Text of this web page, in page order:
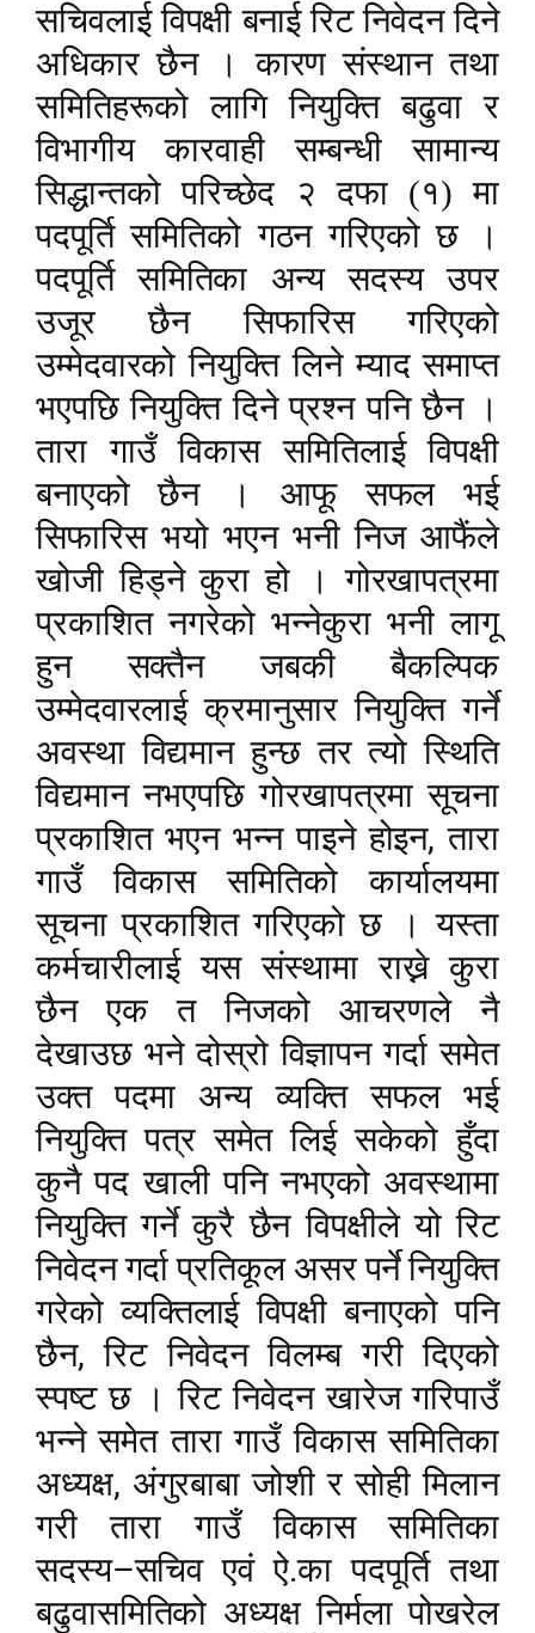
सचिवलाई विपक्षी बनाई रिट निवेदन दिने
अधिकार छैन । कारण संस्थान तथा
समितिहरूको लागि नियुक्ति बढुवा र
विभागीय कारवाही सम्बन्धी सामान्य
सिद्धान्तको परिच्छेद २ दफा (१) मा
पदपूर्ति समितिको गठन गरिएको छ ।
पदपूर्ति समितिका अन्य सदस्य उपर
उजूर छैन सिफारिस गरिएको
उम्मेदवारको नियुक्ति लिने म्याद समाप्त
भएपछि नियुक्ति दिने प्रश्न पनि छैन ।
तारा गाउँ विकास समितिलाई विपक्षी
बनाएको छैन । आफू सफल भई
सिफारिस भयो भएन भनी निज आफैंले
खोजी हिड्ने कुरा हो । गोरखापत्रमा
प्रकाशित नगरेको भन्नेकुरा भनी लागू
हुन सक्तैन जबकी बैकल्पिक
उम्मेदवारलाई क्रमानुसार नियुक्ति गर्ने
अवस्था विद्यमान हुन्छ तर त्यो स्थिति
विद्यमान नभएपछि गोरखापत्रमा सूचना
प्रकाशित भएन भन्न पाइने होइन,तारा
गाउँ विकास समितिको कार्यालयमा
सूचना प्रकाशित गरिएको छ । यस्ता
कर्मचारीलाई यस संस्थामा राख्ने कुरा
छैन एक त निजको आचरणले नै
देखाउछ भने दोस्रो विज्ञापन गर्दा समेत
उक्त पदमा अन्य व्यक्ति सफल भई
नियुक्ति पत्र समेत लिई सकेको हुँदा
कुनै पद खाली पनि नभएको अवस्थामा
नियुक्ति गर्ने कुरै छैन विपक्षीले यो रिट
निवेदन गर्दा प्रतिकूल असर पर्ने नियुक्ति
गरेको व्यक्तिलाई विपक्षी बनाएको पनि
छैन,रिट निवेदन विलम्ब गरी दिएको
स्पष्ट छ । रिट निवेदन खारेज गरिपाउँ
भन्ने समेत तारा गाउँ विकास समितिका
अध्यक्ष, अंगुरबाबा जोशी र सोही मिलान
गरी तारा गाउँ विकास समितिका
सदस्य–सचिव एवं ऐ.का पदपूर्ति तथा
बढुवासमितिको अध्यक्ष निर्मला पोखरेल